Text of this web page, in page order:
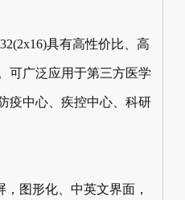
具有高性价比、高
可广泛应用于第三方医学
疫中心、疾控中心、科研
图形化、中英文界面，